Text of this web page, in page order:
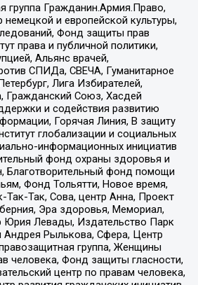
группа Гражданин.Армия.Право,
и европейской культуры,
Фонд защиты прав
права и публичной политики,
Альянс врачей,
СПИДа, СВЕЧА, Гуманитарное
Лига Избирателей,
Гражданский Союз, Хасдей
и содействия развитию
Горячая Линия, В защиту
глобализации и социальных
информационных инициатив
фонд охраны здоровья и
Благотворительный фонд помощи
Фонд Тольятти, Новое время,
Так-Так, Сова, центр Анна, Проект
Эра здоровья, Мемориал,
Юрия Левады, Издательство Парк
Андрея Рылькова, Сфера, Центр
группа, Женщины
человека, Фонд защиты гласности,
центр по правам человека,